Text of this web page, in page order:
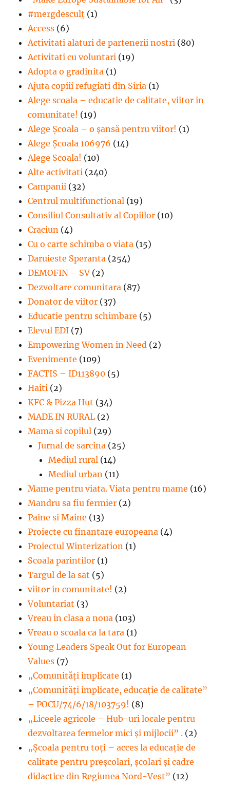
#mergdesculţ (1)
Access (6)
Activitati alaturi de partenerii nostri (80)
Activitati cu voluntari (19)
Adopta o gradinita (1)
Ajuta copiii refugiati din Siria (1)
Alege scoala – educatie de calitate, viitor in
comunitate! (19)
Alege Şcoala – o şansă pentru viitor! (1)
Alege Școala 106976 (14)
Alege Scoala! (10)
Alte activitati (240)
Campanii (32)
Centrul multifunctional (19)
Consiliul Consultativ al Copiilor (10)
Craciun (4)
Cu o carte schimba o viata (15)
Daruieste Speranta (254)
DEMOFIN – SV (2)
Dezvoltare comunitara (87)
Donator de viitor (37)
Educatie pentru schimbare (5)
Elevul EDI (7)
Empowering Women in Need (2)
Evenimente (109)
FACTIS – ID113890 (5)
Haiti (2)
KFC & Pizza Hut (34)
MADE IN RURAL (2)
Mama si copilul (29)
Jurnal de sarcina (25)
Mediul rural (14)
Mediul urban (11)
Mame pentru viata. Viata pentru mame (16)
Mandru sa fiu fermier (2)
Paine si Maine (13)
Proiecte cu finantare europeana (4)
Proiectul Winterization (1)
Scoala parintilor (1)
Targul de la sat (5)
viitor in comunitate! (2)
Voluntariat (3)
Vreau in clasa a noua (103)
Vreau o scoala ca la tara (1)
Young Leaders Speak Out for European
Values (7)
„Comunități implicate (1)
„Comunități implicate, educație de calitate”
– POCU/74/6/18/103759! (8)
„Liceele agricole – Hub-uri locale pentru
dezvoltarea fermelor mici şi mijlocii” . (2)
„Școala pentru toți – acces la educație de
calitate pentru preșcolari, școlari și cadre
didactice din Regiunea Nord-Vest” (12)